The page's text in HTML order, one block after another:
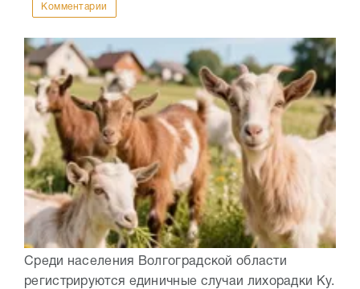
Комментарии
Среди населения Волгоградской области
регистрируются единичные случаи лихорадки Ку.